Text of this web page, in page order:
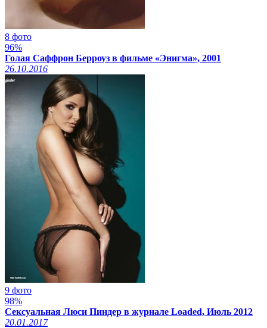
8 фото
96%
Голая Саффрон Берроуз в фильме «Энигма», 2001
26.10.2016
9 фото
98%
Сексуальная Люси Пиндер в журнале Loaded, Июль 2012
20.01.2017